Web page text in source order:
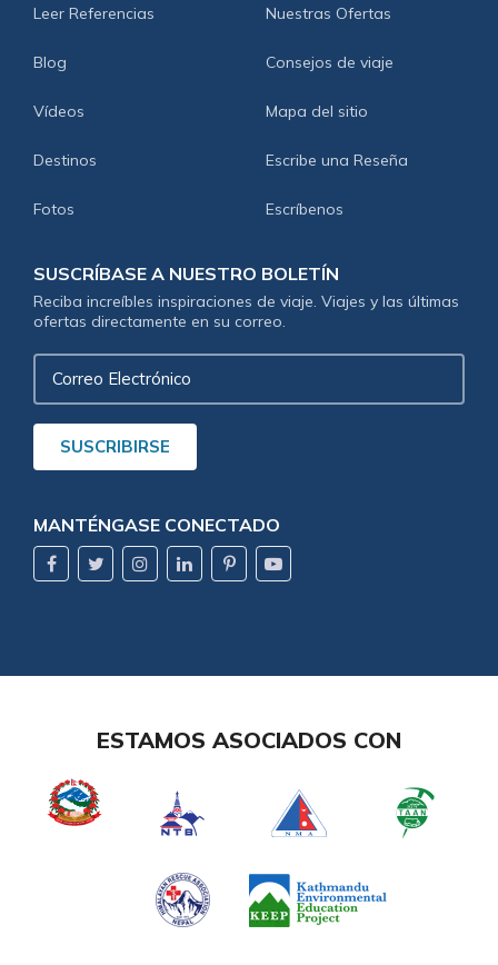
Leer Referencias Nuestras Ofertas
Blog Consejos de viaje
Vídeos Mapa del sitio
Destinos Escribe una Reseña
Fotos Escríbenos
SUSCRÍBASE A NUESTRO BOLETÍN
Reciba increíbles inspiraciones de viaje. Viajes y las últimas
ofertas directamente en su correo.
Correo
Electrónico
SUSCRIBIRSE
MANTÉNGASE CONECTADO
ESTAMOS ASOCIADOS CON